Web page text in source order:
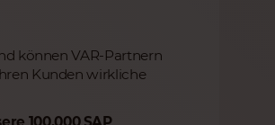
können VAR-Partnern
Kunden wirkliche